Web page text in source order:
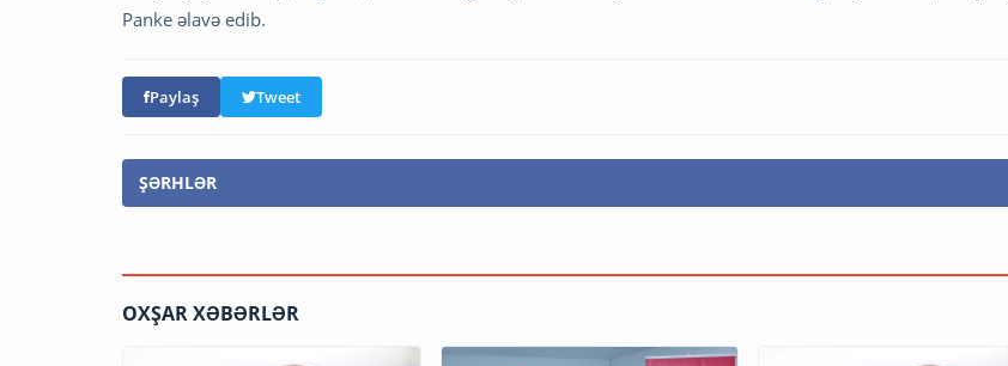
Panke əlavə edib.
Paylaş Tweet
ŞƏRHLƏR
OXŞAR XƏBƏRLƏR